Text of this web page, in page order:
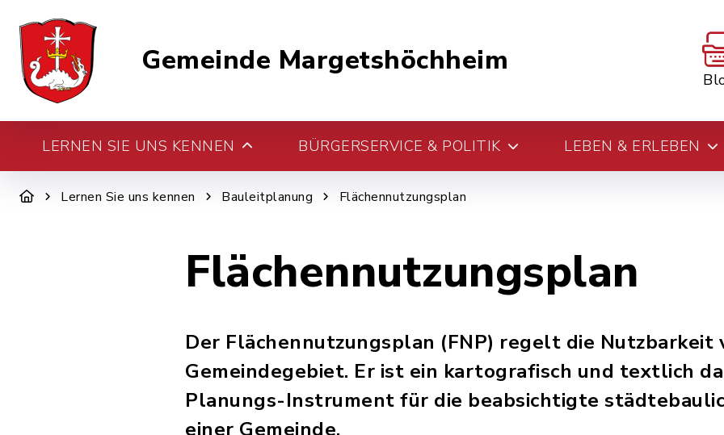
Gemeinde Margetshöchheim
LERNEN SIE UNS KENNEN BÜRGERSERVICE & POLITIK LEBEN & ERLEBEN
Lernen Sie uns kennen Bauleitplanung Flächennutzungsplan
Flächennutzungsplan
Der Flächennutzungsplan (FNP) regelt die Nutzbarkeit
Gemeindegebiet. Er ist ein kartografisch und textlich
Planungs-Instrument für die beabsichtigte
einer Gemeinde.